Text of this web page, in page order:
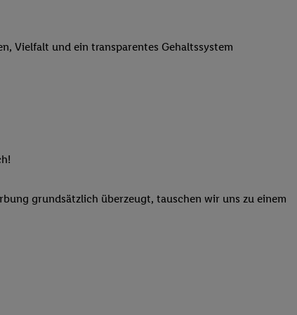
Vielfalt und ein transparentes Gehaltssystem
grundsätzlich überzeugt, tauschen wir uns zu einem
Utiq-
erstellt. Wir
für digitales
Recht,